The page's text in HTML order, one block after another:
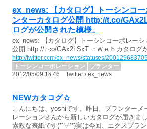
ex_news: 【カタログ】トーシンコ
ンターカタログ公開 http://t.co/
ログが公開された模様。
ex_news: 【カタログ】トーシンコーポレー
公開 http://t.co/GAx2LSxT ：Ｗｅｂカタログ
http://twitter.com/ex_news/statuses/
トーシンコーポレーション
プランター
2012/05/09 16:46 Twitter / ex_news
NEWカタログ☆
こんにちは、yoshiです。昨日、プランターメ
レーションさんから新しいカタログが届きま
素敵な表紙です(*’▽’*)実は今回、エクスプラ